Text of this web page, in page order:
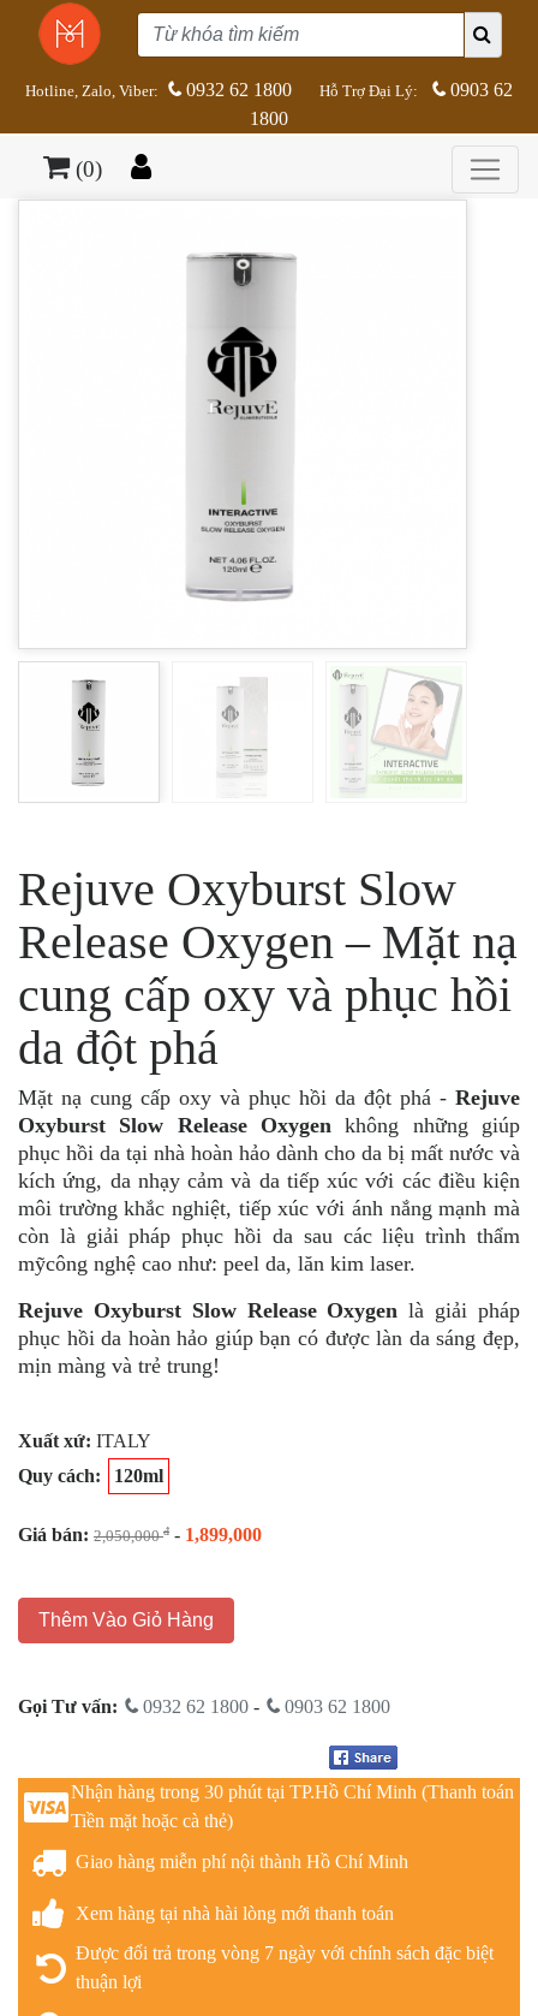
Hotline, Zalo, Viber: 0932 62 1800 Hỗ Trợ Đại Lý:
0903 62
1800
(0)
Rejuve Oxyburst Slow
Release Oxygen – Mặt nạ
cung cấp oxy và phục hồi
da đột phá
Mặt nạ cung cấp oxy và phục hồi da đột phá - Rejuve
Oxyburst Slow Release Oxygen không những giúp
phục hồi da tại nhà hoàn hảo dành cho da bị mất nước và
kích ứng, da nhạy cảm và da tiếp xúc với các điều kiện
môi trường khắc nghiệt, tiếp xúc với ánh nắng mạnh mà
còn là giải pháp phục hồi da sau các liệu trình thẩm
mỹcông nghệ cao như: peel da, lăn kim laser.
Rejuve Oxyburst Slow Release Oxygen là giải pháp
phục hồi da hoàn hảo giúp bạn có được làn da sáng đẹp,
mịn màng và trẻ trung!
Xuất xứ: ITALY
Quy cách:
120ml
Giá bán: 2,050,000đ - 1,899,000
Thêm Vào Giỏ Hàng
Gọi Tư vấn: 0932 62 1800 - 0903 62 1800
Nhận hàng trong 30 phút tại TP.Hồ Chí Minh (Thanh toán
Tiền mặt hoặc cà thẻ)
Giao hàng miễn phí nội thành Hồ Chí Minh
Xem hàng tại nhà hài lòng mới thanh toán
Được đổi trả trong vòng 7 ngày với chính sách đặc biệt
thuận lợi